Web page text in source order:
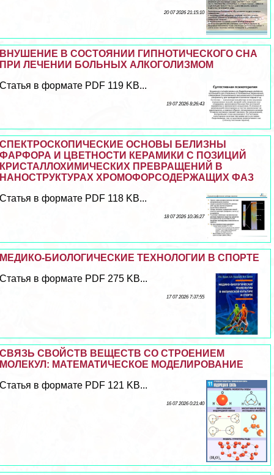
20 07 2026 21:15:10
ВНУШЕНИЕ В СОСТОЯНИИ ГИПНОТИЧЕСКОГО СНА
ПРИ ЛЕЧЕНИИ БОЛЬНЫХ АЛКОГОЛИЗМОМ
Статья в формате PDF 119 KB...
19 07 2026 8:26:43
СПЕКТРОСКОПИЧЕСКИЕ ОСНОВЫ БЕЛИЗНЫ
ФАРФОРА И ЦВЕТНОСТИ КЕРАМИКИ С ПОЗИЦИЙ
КРИСТАЛЛОХИМИЧЕСКИХ ПРЕВРАЩЕНИЙ В
НАНОСТРУКТУРАХ ХРОМОФОРСОДЕРЖАЩИХ ФАЗ
Статья в формате PDF 118 KB...
18 07 2026 10:36:27
МЕДИКО-БИОЛОГИЧЕСКИЕ ТЕХНОЛОГИИ В СПОРТЕ
Статья в формате PDF 275 KB...
17 07 2026 7:37:55
СВЯЗЬ СВОЙСТВ ВЕЩЕСТВ СО СТРОЕНИЕМ
МОЛЕКУЛ: МАТЕМАТИЧЕСКОЕ МОДЕЛИРОВАНИЕ
Статья в формате PDF 121 KB...
16 07 2026 0:21:40